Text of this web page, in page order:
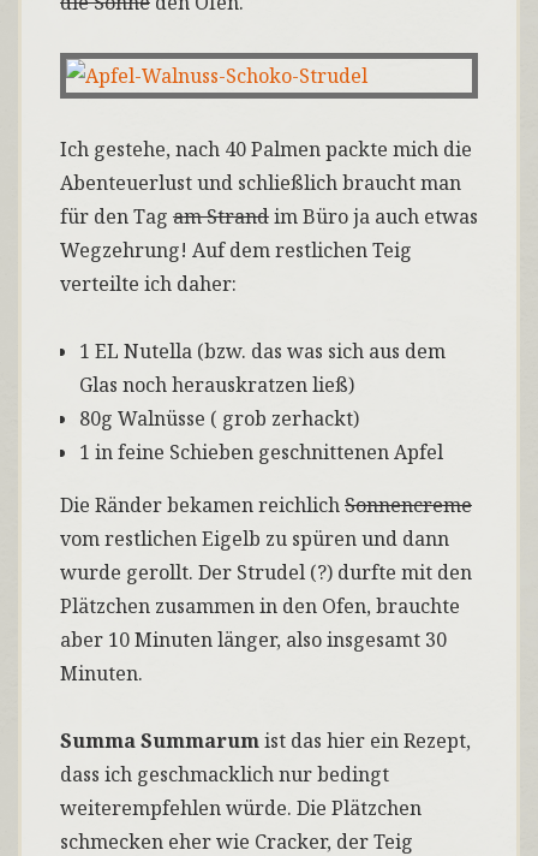
Ich gestehe, nach 40 Palmen packte mich die
Abenteuerlust und schließlich braucht man
für den Tag am Strandim Büro ja auch etwas
Wegzehrung! Auf dem restlichen Teig
verteilte ich daher:
1 EL Nutella (bzw. das was sich aus dem
Glas noch herauskratzen ließ)
80g Walnüsse ( grob zerhackt)
1 in feine Schieben geschnittenen Apfel
Die Ränder bekamen reichlichSonnencreme
vom restlichen Eigelb zu spüren und dann
wurde gerollt. Der Strudel (?) durfte mit den
Plätzchen zusammen in den Ofen, brauchte
aber 10 Minuten länger, also insgesamt 30
Minuten.
Summa Summarumist das hier ein Rezept,
dass ich geschmacklich nur bedingt
weiterempfehlen würde. Die Plätzchen
schmecken eher wie Cracker, der Teig